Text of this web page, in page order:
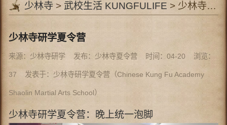
少林寺> 武校生活 KUNGFULIFE > 少林寺研学夏令营
少林寺研学夏令营
来源：少林寺研学 发布：少林寺夏令营 时间：04-20 浏览：
37 发表于：少林寺研学夏令营（Chinese Kung Fu Academy
Shaolin Martial Arts School）
少林寺研学夏令营：晚上统一泡脚